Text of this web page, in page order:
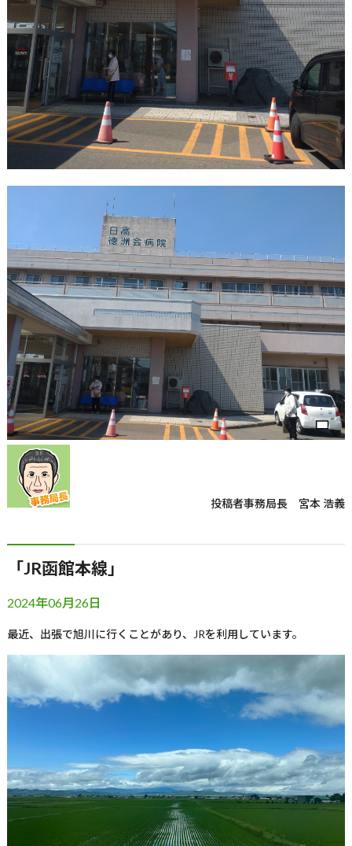
投稿者事務局長 宮本 浩義
「JR函館本線」
2024年06月26日
最近、出張で旭川に行くことがあり、 JRを利用しています。